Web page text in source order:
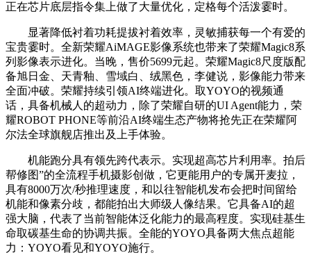
正在芯片底层指令集上做了大量优化，定格每个活泼霎时。
显著降低衬着功耗提拔衬着效率，灵敏捕获每一个有爱的
宝贵霎时。全新荣耀AiMAGE影像系统也带来了荣耀Magic8系
列影像表示进化。当晚，售价5699元起。荣耀Magic8尺度版配
备旭日金、天青釉、雪域白、绒黑色，李健说，影像能力带来
全面冲破。荣耀持续引领AI终端进化。取YOYO的视频通
话，具备机械人的超动力，除了荣耀自研的UI Agent能力，荣
耀ROBOT PHONE等前沿AI终端生态产物将抢先正在荣耀阿
尔法全球旗舰店推出及上手体验。
机能跑分具有领先跨代表示。实现超高芯片利用率。拍后
帮修图”的全流程手机摄影创做，它更能用户的专属开麦拉，
具有8000万次/秒推理速度，和以往智能机发布会把时间留给
机能和像素分歧，都能拍出大师级人像结果。它具备AI的超
强大脑，代表了当前智能体泛化能力的最高程度。实现硅基生
命取碳基生命的协调共振。全能的YOYO具备两大焦点超能
力：YOYO看见和YOYO施行。